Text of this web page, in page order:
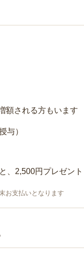
額される方もいます
与）
、2,500円プレゼント
お支払いとなります